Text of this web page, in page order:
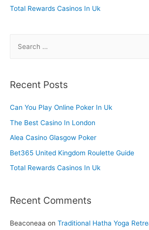
Total Rewards Casinos In Uk
r
h
f
o
Recent Posts
Can You Play Online Poker In Uk
The Best Casino In London
Alea Casino Glasgow Poker
Bet365 United Kingdom Roulette Guide
Total Rewards Casinos In Uk
Recent Comments
Beaconeaa on Traditional Hatha Yoga